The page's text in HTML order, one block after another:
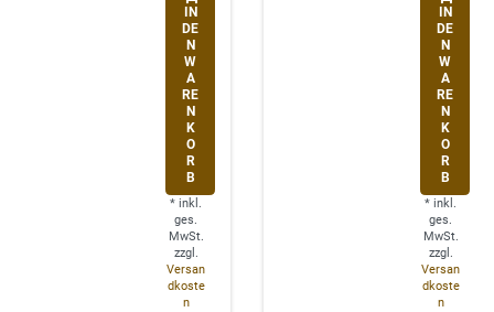
IN
DE
N
W
A
RE
N
K
O
R
B
* inkl.
ges.
MwSt.
zzgl.
Versan
dkoste
n
IN
DE
N
W
A
RE
N
K
O
R
B
* inkl.
ges.
MwSt.
zzgl.
Versan
dkoste
n